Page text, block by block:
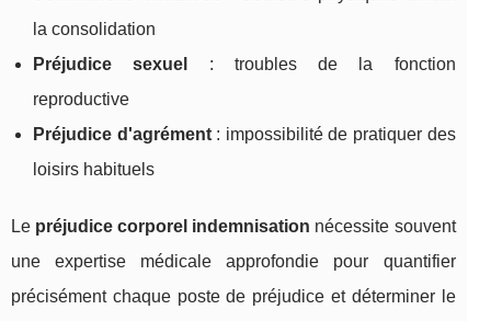
la consolidation
Préjudice sexuel
: troubles de la fonction
reproductive
Préjudice d'agrément: impossibilité de pratiquer des
loisirs habituels
Le préjudice corporel indemnisation nécessite souvent
une expertise médicale approfondie pour quantifier
précisément chaque poste de préjudice et déterminer le